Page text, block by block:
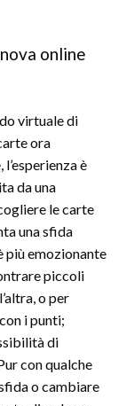
online
virtuale di
ora
è
da una
le carte
una sfida
più emozionante
piccoli
o per
i punti;
di
con qualche
o cambiare